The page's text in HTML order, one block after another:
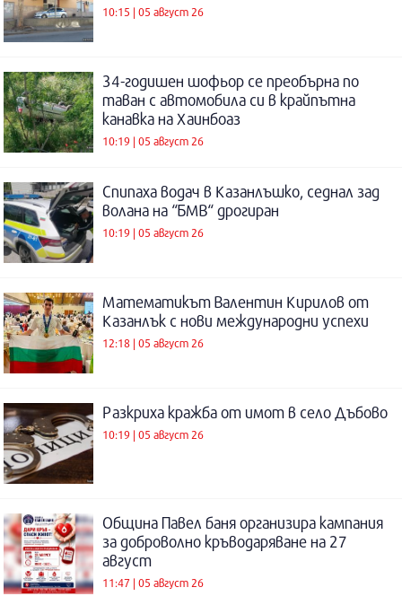
10:15 | 05 август 26
34-годишен шофьор се преобърна по
таван с автомобила си в крайпътна
канавка на Хаинбоаз
10:19 | 05 август 26
Спипаха водач в Казанлъшко, седнал зад
волана на “БМВ“ дрогиран
10:19 | 05 август 26
Математикът Валентин Кирилов от
Казанлък с нови международни успехи
12:18 | 05 август 26
Разкриха кражба от имот в село Дъбово
10:19 | 05 август 26
Община Павел баня организира кампания
за доброволно кръводаряване на 27
август
11:47 | 05 август 26